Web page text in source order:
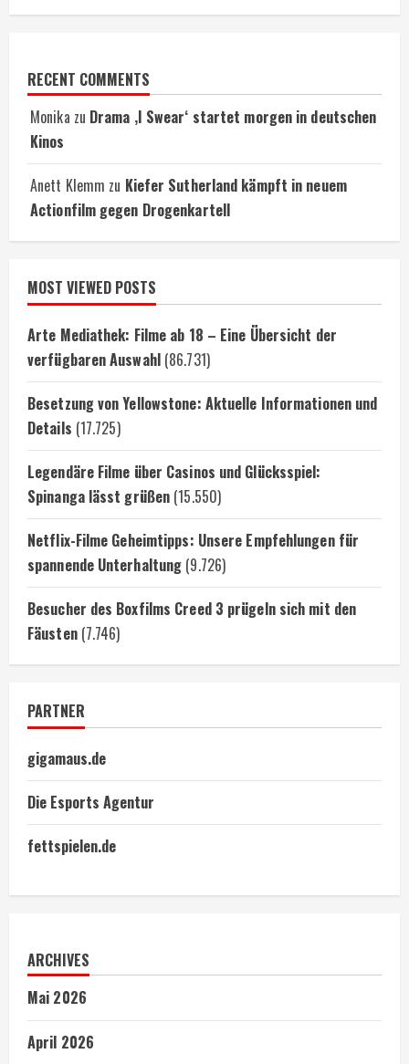
RECENT COMMENTS
Monika zu Drama ‚I Swear‘ startet morgen in deutschen
Kinos
Anett Klemm zu Kiefer Sutherland kämpft in neuem
Actionfilm gegen Drogenkartell
MOST VIEWED POSTS
Arte Mediathek: Filme ab 18 – Eine Übersicht der
verfügbaren Auswahl (86.731)
Besetzung von Yellowstone: Aktuelle Informationen und
Details (17.725)
Legendäre Filme über Casinos und Glücksspiel:
Spinanga lässt grüßen (15.550)
Netflix-Filme Geheimtipps: Unsere Empfehlungen für
spannende Unterhaltung (9.726)
Besucher des Boxfilms Creed 3 prügeln sich mit den
Fäusten (7.746)
PARTNER
gigamaus.de
Die Esports Agentur
fettspielen.de
ARCHIVES
Mai 2026
April 2026